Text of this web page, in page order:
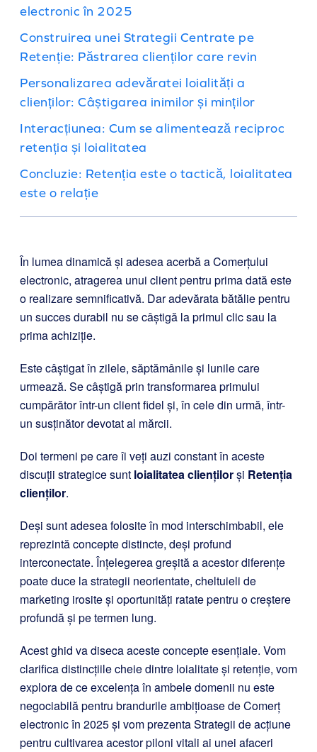
electronic în 2025
Construirea unei Strategii Centrate pe
Retenție: Păstrarea clienților care revin
Personalizarea adevăratei loialități a
clienților: Câștigarea inimilor și minților
Interacțiunea: Cum se alimentează reciproc
retenția și loialitatea
Concluzie: Retenția este o tactică, loialitatea
este o relație
În lumea dinamică și adesea acerbă a Comerțului
electronic, atragerea unui client pentru prima dată este
o realizare semnificativă. Dar adevărata bătălie pentru
un succes durabil nu se câștigă la primul clic sau la
prima achiziție.
Este câștigat în zilele, săptămânile și lunile care
urmează. Se câștigă prin transformarea primului
cumpărător într-un client fidel și, în cele din urmă, într-
un susținător devotat al mărcii.
Doi termeni pe care îi veți auzi constant în aceste
discuții strategice sunt loialitatea cliențilorși Retenția
clienților.
Deși sunt adesea folosite în mod interschimbabil, ele
reprezintă concepte distincte, deși profund
interconectate. Înțelegerea greșită a acestor diferențe
poate duce la strategii neorientate, cheltuieli de
marketing irosite și oportunități ratate pentru o creștere
profundă și pe termen lung.
Acest ghid va diseca aceste concepte esențiale. Vom
clarifica distincțiile cheie dintre loialitate și retenție, vom
explora de ce excelența în ambele domenii nu este
negociabilă pentru brandurile ambițioase de Comerț
electronic în 2025 și vom prezenta Strategii de acțiune
pentru cultivarea acestor piloni vitali ai unei afaceri